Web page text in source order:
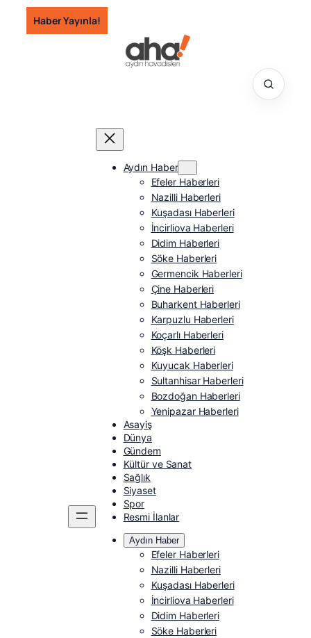
İçeriğe
geç
Haber Yayınla!
Aydın Haber
Efeler Haberleri
Nazilli Haberleri
Kuşadası Haberleri
İncirliova Haberleri
Didim Haberleri
Söke Haberleri
Germencik Haberleri
Çine Haberleri
Buharkent Haberleri
Karpuzlu Haberleri
Koçarlı Haberleri
Köşk Haberleri
Kuyucak Haberleri
Sultanhisar Haberleri
Bozdoğan Haberleri
Yenipazar Haberleri
Asayiş
Dünya
Gündem
Kültür ve Sanat
Sağlık
Siyaset
Spor
Resmi İlanlar
Aydın Haber
Efeler Haberleri
Nazilli Haberleri
Kuşadası Haberleri
İncirliova Haberleri
Didim Haberleri
Söke Haberleri